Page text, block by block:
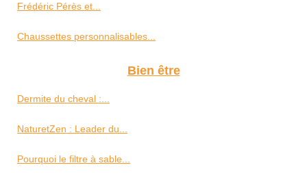
Frédéric Pérès et...
Chaussettes personnalisables...
Bien être
Dermite du cheval :...
NaturetZen : Leader du...
Pourquoi le filtre à sable...